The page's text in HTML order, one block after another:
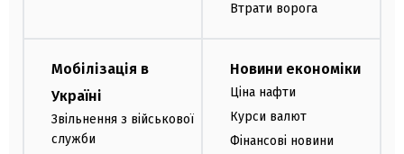
Втрати ворога
Мобілізація в
Україні
Звільнення з військової
служби
Новини економіки
Ціна нафти
Курси валют
Фінансові новини